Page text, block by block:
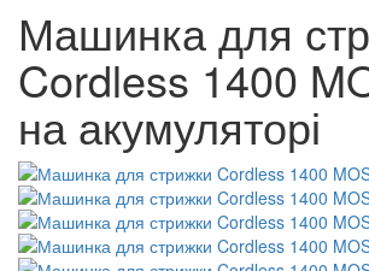
Машинка для
Cordless 1400
на акумуляторі